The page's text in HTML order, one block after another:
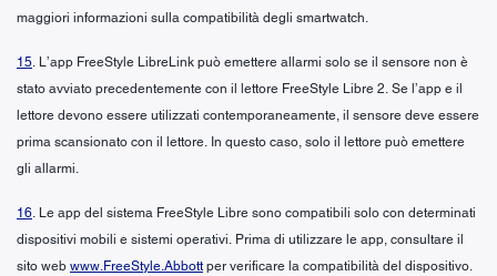
maggiori informazioni sulla compatibilità degli smartwatch.
15. L’app FreeStyle LibreLink può emettere allarmi solo se il sensore non è
stato avviato precedentemente con il lettore FreeStyle Libre 2. Se l’app e il
lettore devono essere utilizzati contemporaneamente, il sensore deve essere
prima scansionato con il lettore. In questo caso, solo il lettore può emettere
gli allarmi.
16. Le app del sistema FreeStyle Libre sono compatibili solo con determinati
dispositivi mobili e sistemi operativi. Prima di utilizzare le app, consultare il
sito web www.FreeStyle.Abbott per verificare la compatibilità del dispositivo.